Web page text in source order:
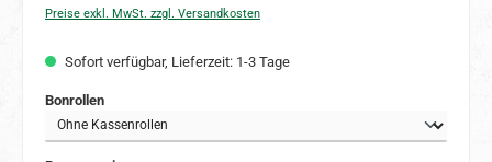
Preise exkl. MwSt. zzgl. Versandkosten
Sofort verfügbar, Lieferzeit: 1-3 Tage
Bonrollenauswählen